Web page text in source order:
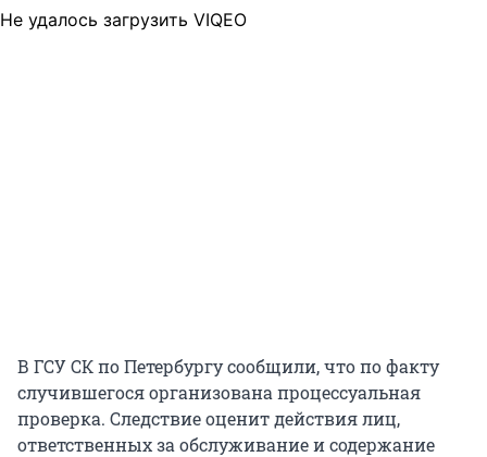
Не удалось загрузить VIQEO
В ГСУ СК по Петербургу сообщили, что по факту
случившегося организована процессуальная
проверка. Следствие оценит действия лиц,
ответственных за обслуживание и содержание